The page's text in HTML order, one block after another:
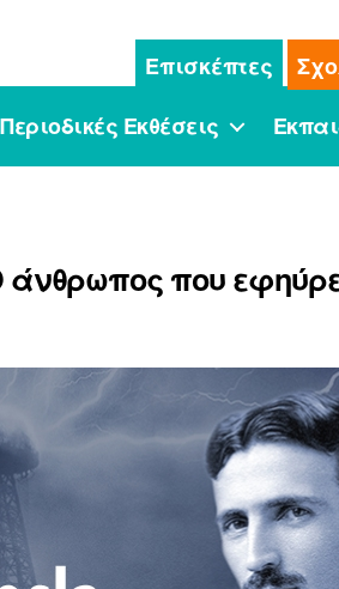
Επισκέπτες
Περιοδικές Εκθέσεις
που